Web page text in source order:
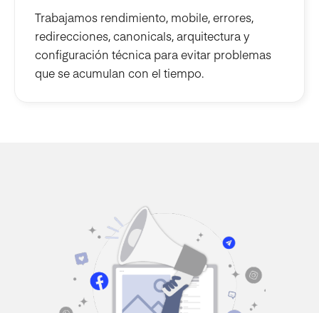
Trabajamos rendimiento, mobile, errores,
redirecciones, canonicals, arquitectura y
configuración técnica para evitar problemas
que se acumulan con el tiempo.